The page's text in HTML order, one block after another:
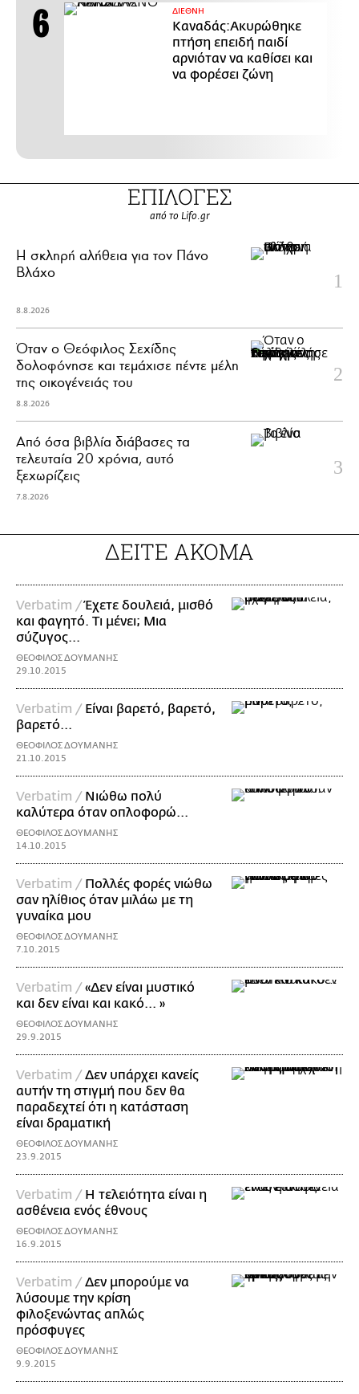
ΔΙΕΘΝΗ
Καναδάς:Ακυρώθηκε
πτήση επειδή παιδί
αρνιόταν να καθίσει και
να φορέσει ζώνη
ΕΠΙΛΟΓΕΣ
από το Lifo.gr
H σκληρή αλήθεια για τον Πάνο
Βλάχο
8.8.2026
Όταν ο Θεόφιλος Σεχίδης
δολοφόνησε και τεμάχισε πέντε μέλη
της οικογένειάς του
8.8.2026
Από όσα βιβλία διάβασες τα
τελευταία 20 χρόνια, αυτό
ξεχωρίζεις
7.8.2026
ΔΕΙΤΕ ΑΚΟΜΑ
Verbatim /Έχετε δουλειά, μισθό
και φαγητό. Τι μένει; Μια
σύζυγος...
ΘΕΟΦΙΛΟΣ ΔΟΥΜΑΝΗΣ
29.10.2015
Verbatim / Είναι βαρετό, βαρετό,
βαρετό...
ΘΕΟΦΙΛΟΣ ΔΟΥΜΑΝΗΣ
21.10.2015
Verbatim / Νιώθω πολύ
καλύτερα όταν οπλοφορώ...
ΘΕΟΦΙΛΟΣ ΔΟΥΜΑΝΗΣ
14.10.2015
Verbatim / Πολλές φορές νιώθω
σαν ηλίθιος όταν μιλάω με τη
γυναίκα μου
ΘΕΟΦΙΛΟΣ ΔΟΥΜΑΝΗΣ
7.10.2015
Verbatim /«Δεν είναι μυστικό
και δεν είναι και κακό... »
ΘΕΟΦΙΛΟΣ ΔΟΥΜΑΝΗΣ
29.9.2015
Verbatim /Δεν υπάρχει κανείς
αυτήν τη στιγμή που δεν θα
παραδεχτεί ότι η κατάσταση
είναι δραματική
ΘΕΟΦΙΛΟΣ ΔΟΥΜΑΝΗΣ
23.9.2015
Verbatim / Η τελειότητα είναι η
ασθένεια ενός έθνους
ΘΕΟΦΙΛΟΣ ΔΟΥΜΑΝΗΣ
16.9.2015
Verbatim /Δεν μπορούμε να
λύσουμε την κρίση
φιλοξενώντας απλώς
πρόσφυγες
ΘΕΟΦΙΛΟΣ ΔΟΥΜΑΝΗΣ
9.9.2015